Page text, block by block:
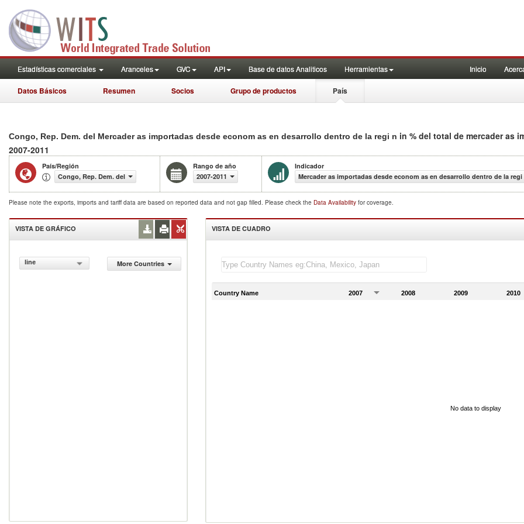
Estadísticas comerciales Aranceles GVC API Base de datos Analiticos Herramientas Inicio
Datos Básicos Resumen Socios Grupo de productos País
Congo, Rep. Dem. del Mercader as importadas desde econom as en desarrollo dentro de la regi n in % del total de mercader as
2007-2011
País/Región
Congo, Rep. Dem. del
Rango de año
2007-2011
Indicador
Mercader as importadas desde econom as en desarrollo dentro de la
Please note the exports, imports and tariff data are based on reported data and not gap filled. Please check the Data Availability for coverage.
VISTA DE GRÁFICO
line More Countries
VISTA DE CUADRO
Country Name 2007 2008 2009 2010
No data to display